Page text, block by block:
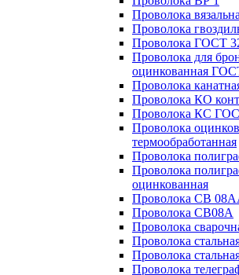
Проволока
Проволока
Проволока ГОСТ
Проволока для
оцинкованная
Проволока
Проволока КО
Проволока КС
Проволока
термообработанная
Проволока
Проволока
оцинкованная
Проволока СВ
Проволока СВ08А
Проволока
Проволока
Проволока
Проволока